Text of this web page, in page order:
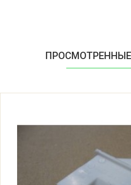
Атлант МХ-5811 (MX-5811)
Атлант МХМ-1602 (MXM-